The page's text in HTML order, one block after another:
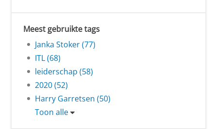
Meest gebruikte tags
Janka Stoker (77)
ITL (68)
leiderschap (58)
2020 (52)
Harry Garretsen (50)
Toon alle